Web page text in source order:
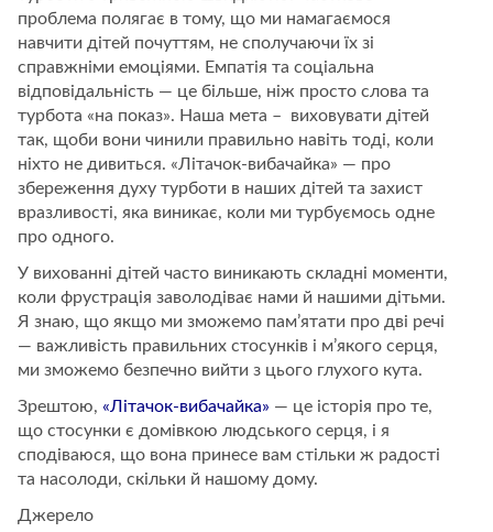
проблема полягає в тому, що ми намагаємося
навчити дітей почуттям, не сполучаючи їх зі
справжніми емоціями. Емпатія та соціальна
відповідальність — це більше, ніж просто слова та
турбота «на показ». Наша мета – виховувати дітей
так, щоби вони чинили правильно навіть тоді, коли
ніхто не дивиться. «Літачок-вибачайка» — про
збереження духу турботи в наших дітей та захист
вразливості, яка виникає, коли ми турбуємось одне
про одного.
У вихованні дітей часто виникають складні моменти,
коли фрустрація заволодіває нами й нашими дітьми.
Я знаю, що якщо ми зможемо пам’ятати про дві речі
— важливість правильних стосунків і м’якого серця,
ми зможемо безпечно вийти з цього глухого кута.
Зрештою, «Літачок-вибачайка» — це історія про те,
що стосунки є домівкою людського серця, і я
сподіваюся, що вона принесе вам стільки ж радості
та насолоди, скільки й нашому дому.
Джерело